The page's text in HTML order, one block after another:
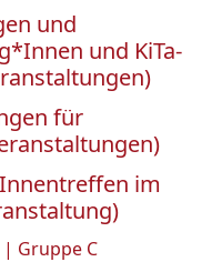
und
und KiTa-
für
im
| Gruppe C